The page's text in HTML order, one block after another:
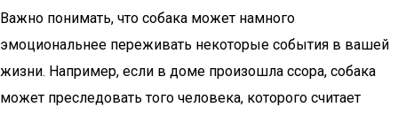
Важно понимать, что собака может намного
эмоциональнее переживать некоторые события в вашей
жизни. Например, если в доме произошла ссора, собака
может преследовать того человека, которого считает